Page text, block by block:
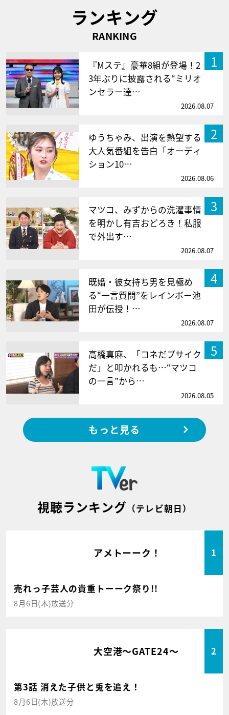
ランキング
RANKING
1
『Mステ』豪華8組が登場！2
3年ぶりに披露される“ミリオ
ンセラー達…
2026.08.07
2
ゆうちゃみ、出演を熱望する
大人気番組を告白「オーディ
ション10…
2026.08.06
3
マツコ、みずからの洗濯事情
を明かし有吉おどろき！私服
で外出す…
2026.08.07
4
既婚・彼女持ち男を見極め
る“一言質問”をレインボー池
田が伝授！…
2026.08.07
5
高橋真麻、「コネだブサイク
だ」と叩かれるも…“マツコ
の一言”から…
2026.08.05
もっと見る
視聴ランキング （テレビ朝日）
アメトーーク！ 1
売れっ子芸人の貴重トーーク祭り!!
8月6日(木)放送分
大空港～GATE24～ 2
第3話 消えた子供と兎を追え！
8月6日(木)放送分